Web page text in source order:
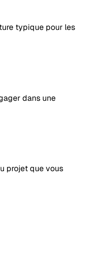
typique pour les
dans une
projet que vous